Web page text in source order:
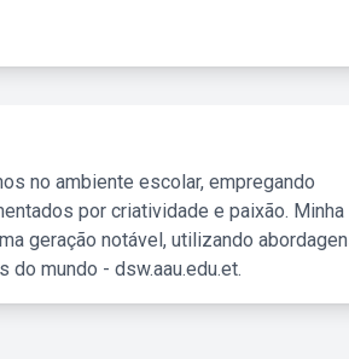
no ambiente escolar, empregando
por criatividade e paixão. Minha
geração notável, utilizando
mundo - dsw.aau.edu.et.